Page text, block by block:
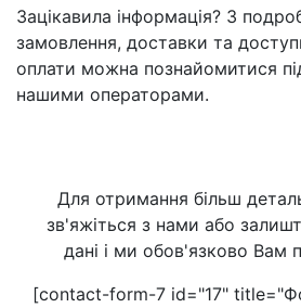
Зацікавила інформація? З
замовлення, доставки та
оплати можна познайомитися
нашими операторами.
Для отримання більш
зв'яжіться з нами або
дані і ми обов'язково Вам
[contact-form-7 id="17"